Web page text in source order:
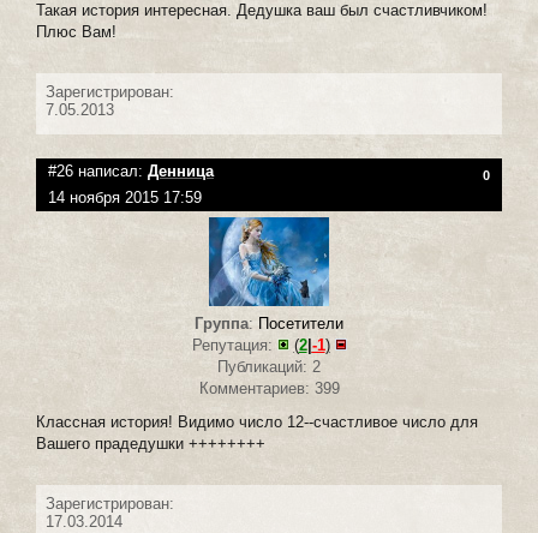
Такая история интересная. Дедушка ваш был счастливчиком!
Плюс Вам!
Зарегистрирован:
7.05.2013
#26 написал: Денница 0
14 ноября 2015 17:59
Группа: Посетители
Репутация:
(2| -1)
Публикаций: 2
Комментариев: 399
Классная история! Видимо число 12--счастливое число для
Вашего прадедушки ++++++++
Зарегистрирован:
17.03.2014